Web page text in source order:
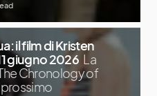
il film di Kristen
giugno 2026 La
Chronology of
prossimo